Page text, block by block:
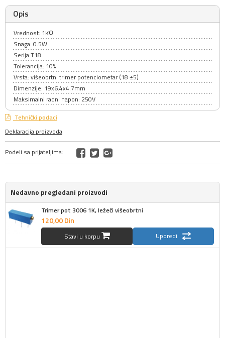
Opis
Vrednost: 1KΩ
Snaga: 0.5W
Serija T18
Tolerancija: 10%
Vrsta: višeobrtni trimer potenciometar (18 ±5)
Dimenzije: 19x6.4x4.7mm
Maksimalni radni napon: 250V
Tehnički podaci
Deklaracija proizvoda
Podeli sa prijateljima:
Nedavno pregledani proizvodi
Trimer pot 3006 1K, ležeći višeobrtni
120,00Din
Stavi u korpu Uporedi